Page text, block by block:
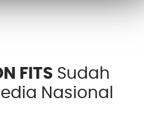
FITS Sudah
Nasional